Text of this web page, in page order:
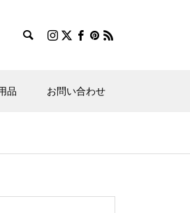
品 お問い合わせ